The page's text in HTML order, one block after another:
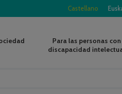
Castellano
Para las personas con
discapacidad